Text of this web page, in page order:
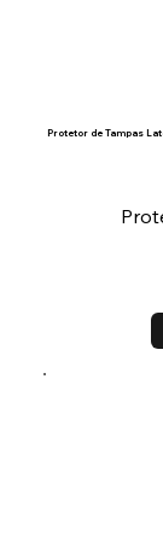
Protetor de Tampas